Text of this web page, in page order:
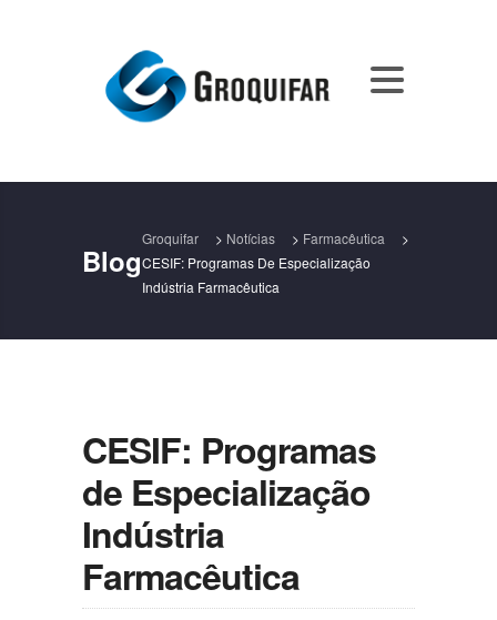
Blog
Groquifar > Notícias > Farmacêutica
>
CESIF: Programas De Especialização
Indústria Farmacêutica
CESIF: Programas
de Especialização
Indústria
Farmacêutica